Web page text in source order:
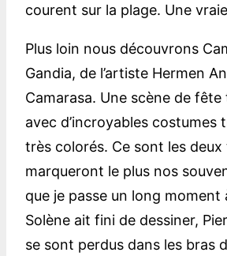
courent sur la plage. Une
Plus loin nous découvrons
Gandia, de l’artiste Hermen
Camarasa. Une scène de
avec d’incroyables costumes
très colorés. Ce sont les deux
marqueront le plus nos
que je passe un long moment
Solène ait fini de dessiner,
se sont perdus dans les bras